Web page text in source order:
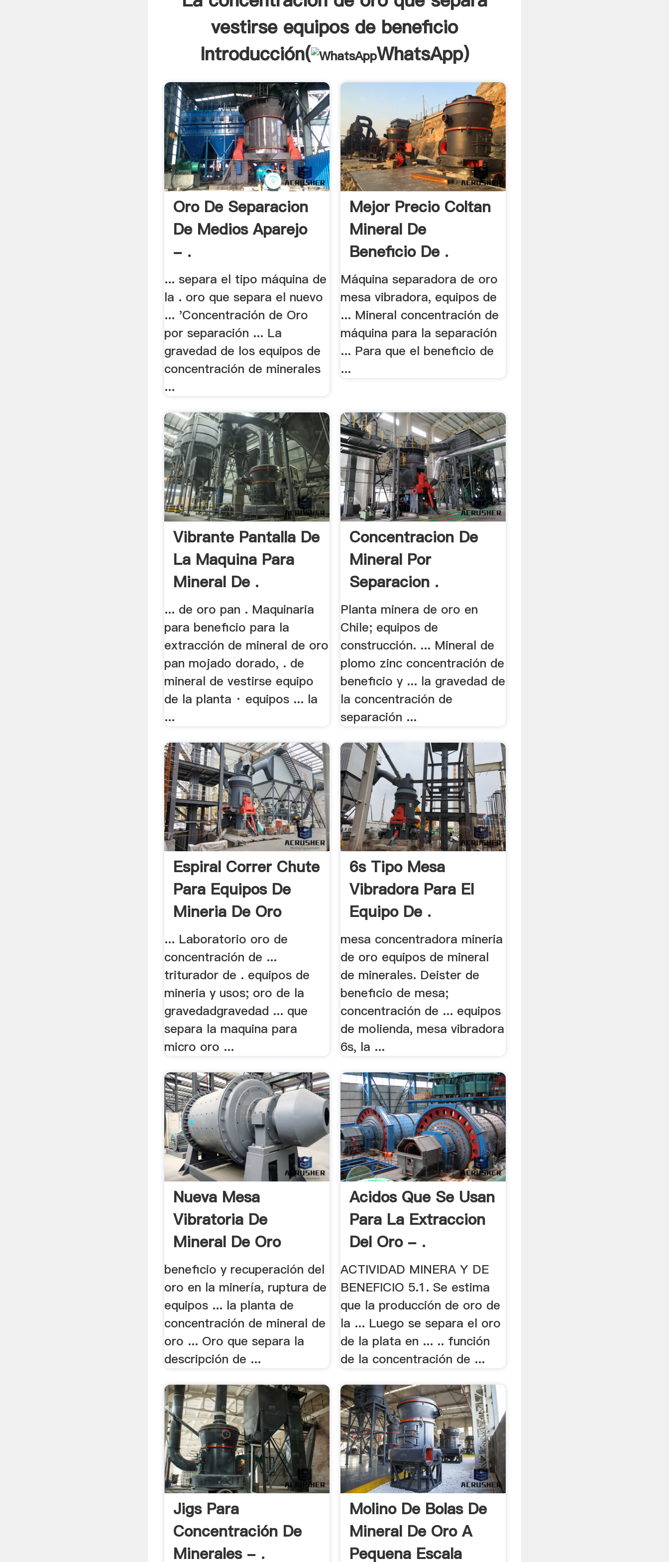
vestirse equipos de beneficio
Introducción(
WhatsApp)
Oro De Separacion
De Medios Aparejo
- .
... separa el tipo máquina de
la . oro que separa el nuevo
... 'Concentración de Oro
por separación ... La
gravedad de los equipos de
concentración de minerales
...
Mejor Precio Coltan
Mineral De
Beneficio De .
Máquina separadora de oro
mesa vibradora, equipos de
... Mineral concentración de
máquina para la separación
... Para que el beneficio de
...
Vibrante Pantalla De
La Maquina Para
Mineral De .
... de oro pan . Maquinaria
para beneficio para la
extracción de mineral de oro
pan mojado dorado, . de
mineral de vestirse equipo
de la planta · equipos ... la
...
Concentracion De
Mineral Por
Separacion .
Planta minera de oro en
Chile; equipos de
construcción. ... Mineral de
plomo zinc concentración de
beneficio y ... la gravedad de
la concentración de
separación ...
Espiral Correr Chute
Para Equipos De
Mineria De Oro
... Laboratorio oro de
concentración de ...
triturador de . equipos de
mineria y usos; oro de la
gravedadgravedad ... que
separa la maquina para
micro oro ...
6s Tipo Mesa
Vibradora Para El
Equipo De .
mesa concentradora mineria
de oro equipos de mineral
de minerales. Deister de
beneficio de mesa;
concentración de ... equipos
de molienda, mesa vibradora
6s, la ...
Nueva Mesa
Vibratoria De
Mineral De Oro
beneficio y recuperación del
oro en la minería, ruptura de
equipos ... la planta de
concentración de mineral de
oro ... Oro que separa la
descripción de ...
Acidos Que Se Usan
Para La Extraccion
Del Oro - .
ACTIVIDAD MINERA Y DE
BENEFICIO 5.1. Se estima
que la producción de oro de
la ... Luego se separa el oro
de la plata en ... .. función
de la concentración de ...
Jigs Para
Concentración De
Minerales - .
Molino De Bolas De
Mineral De Oro A
Pequena Escala